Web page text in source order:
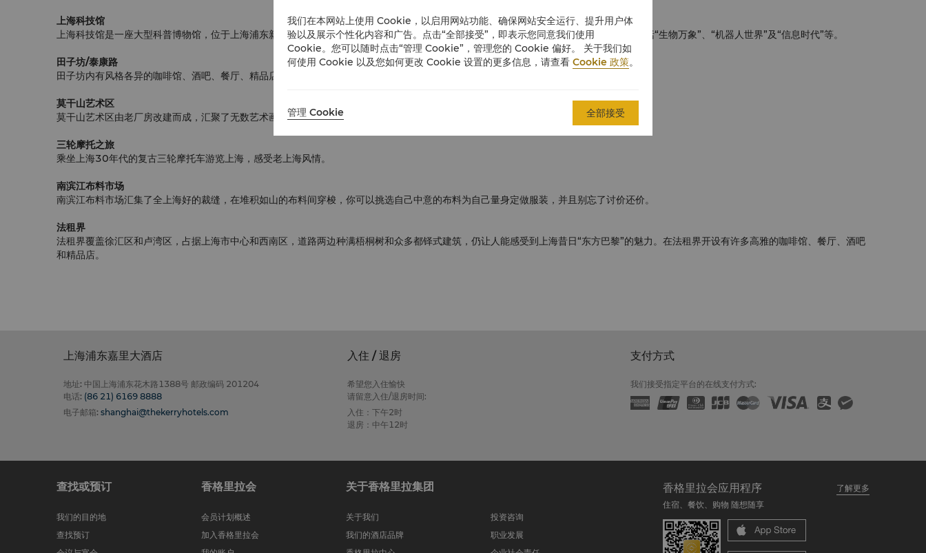
上海科技馆
上海科技馆是一座大型科普博物馆，位于上海浦东新区，毗邻世纪公园。上海科技馆拥有一家IMAX立体巨幕影院，开放的12个主要展区包括“生物万象”、“机器人世界”及“信息时代”等。
田子坊/泰康路
田子坊内有风格各异的咖啡馆、酒吧、餐厅、精品店、古董店和画廊，是上海具人气的人文休闲地。
莫干山艺术区
莫干山艺术区由老厂房改建而成，汇聚了无数艺术画廊和咖啡馆。
三轮摩托之旅
乘坐上海30年代的复古三轮摩托车游览上海，感受老上海风情。
南滨江布料市场
南滨江布料市场汇集了全上海好的裁缝，在堆积如山的布料间穿梭，你可以挑选自己中意的布料为自己量身定做服装，并且别忘了讨价还价。
法租界
法租界覆盖徐汇区和卢湾区，占据上海市中心和西南区，道路两边种满梧桐树和众多都铎式建筑，仍让人能感受到上海昔日“东方巴黎”的魅力。在法租界开设有许多高雅的咖啡馆、餐厅、酒吧
和精品店。
上海浦东嘉里大酒店
地址: 中国上海浦东花木路1388号 邮政编码 201204
电话: (86 21) 6169 8888
电子邮箱: shanghai@thekerryhotels.com
入住 / 退房
希望您入住愉快
请留意入住/退房时间:
入住：下午2时
退房：中午12时
支付方式
我们接受指定平台的在线支付方式:
查找或预订
我们的目的地
查找预订
香格里拉会
会员计划概述
加入香格里拉会
关于香格里拉集团
关于我们
我们的酒店品牌
投资咨询
职业发展
香格里拉会应用程序
了解更多
住宿、餐饮、购物 随想随享
我们在本网站上使用 Cookie，以启用网站功能、确保网站安全运行、提升用户体
验以及展示个性化内容和广告。点击“全部接受”，即表示您同意我们使用
Cookie。您可以随时点击“管理 Cookie”，管理您的 Cookie 偏好。 关于我们如
何使用 Cookie 以及您如何更改 Cookie 设置的更多信息，请查看 Cookie 政策。
管理 Cookie 全部接受